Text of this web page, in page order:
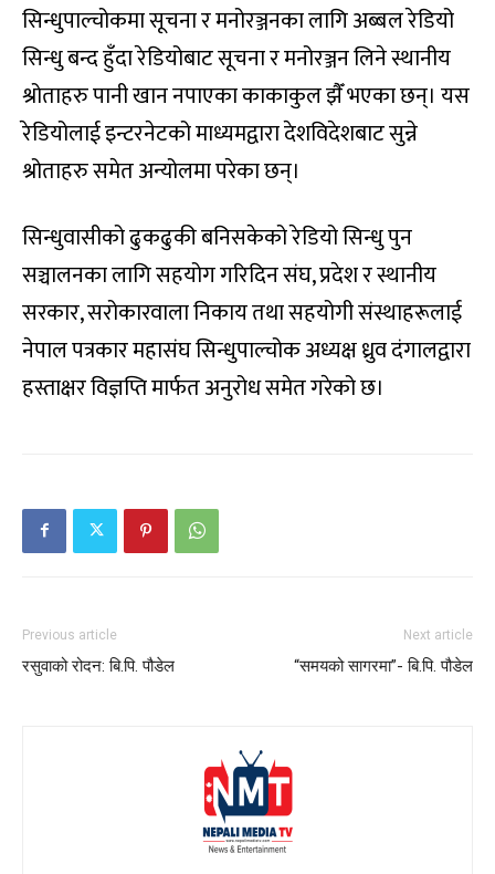
सिन्धुपाल्चोकमा सूचना र मनोरञ्जनका लागि अब्बल रेडियो
सिन्धु बन्द हुँदा रेडियोबाट सूचना र मनोरञ्जन लिने स्थानीय
श्रोताहरु पानी खान नपाएका काकाकुल झैँ भएका छन्। यस
रेडियोलाई इन्टरनेटको माध्यमद्वारा देशविदेशबाट सुन्ने
श्रोताहरु समेत अन्योलमा परेका छन्।
सिन्धुवासीको ढुकढुकी बनिसकेको रेडियो सिन्धु पुन
सञ्चालनका लागि सहयोग गरिदिन संघ, प्रदेश र स्थानीय
सरकार, सरोकारवाला निकाय तथा सहयोगी संस्थाहरूलाई
नेपाल पत्रकार महासंघ सिन्धुपाल्चोक अध्यक्ष ध्रुव दंगालद्वारा
हस्ताक्षर विज्ञप्ति मार्फत अनुरोध समेत गरेको छ।
Previous article
रसुवाको रोदन: बि.पि. पौडेल
Next article
“समयको सागरमा”- बि.पि. पौडेल